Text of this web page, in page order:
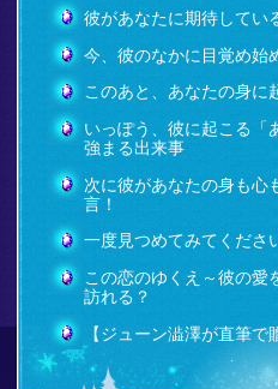
彼があなたに期待してい
今、彼のなかに目覚め始
このあと、あなたの身に
いっぽう、彼に起こる「
強まる出来事
次に彼があなたの身も心
言！
一度見つめてみてくだ
この恋のゆくえ～彼の愛
訪れる？
【ジューン澁澤が直筆